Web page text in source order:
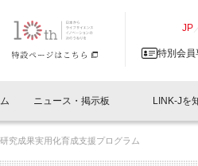
JP
特別会員
イベントレポート一覧
？
ニュース・掲示板
人と情報の交流掲示板一
LINK-Jを
ついて
ラボ
究成果実用化育成支援プログラム